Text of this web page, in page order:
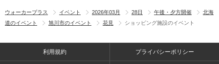
ウォーカープラス イベント 2026年03月 28日 午後・夕方開催
北海
道のイベント
旭川市のイベント 花見 ショッピング施設のイベント
利用規約 プライバシーポリシー